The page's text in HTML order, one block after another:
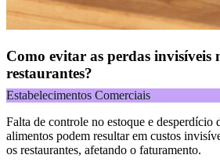
Como evitar as perdas invisíveis
restaurantes?
Estabelecimentos Comerciais
Falta de controle no estoque e desperdício
alimentos podem resultar em custos
os restaurantes, afetando o faturamento.